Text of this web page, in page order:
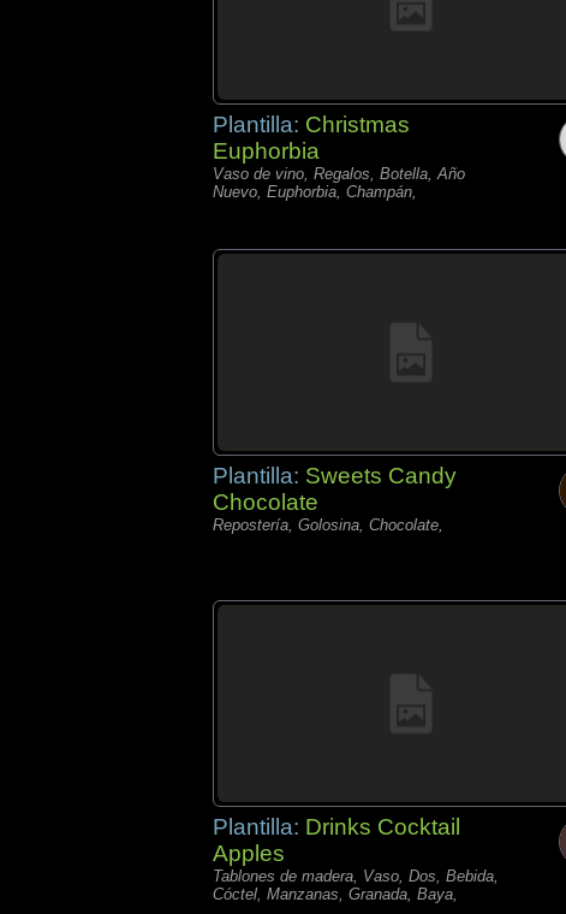
Plantilla: Christmas
Euphorbia
Vaso de vino, Regalos, Botella, Año
Nuevo, Euphorbia, Champán,
Plantilla: Sweets Candy
Chocolate
Repostería, Golosina, Chocolate,
Plantilla: Drinks Cocktail
Apples
Tablones de madera, Vaso, Dos, Bebida,
Cóctel, Manzanas, Granada, Baya,